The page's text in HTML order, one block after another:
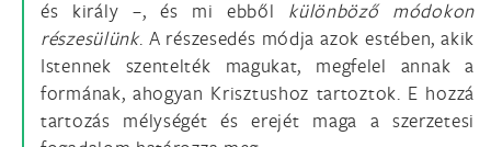
és király –, és mi ebből különböző módokon
részesülünk. A részesedés módja azok estében, akik
Istennek szentelték magukat, megfelel annak a
formának, ahogyan Krisztushoz tartoztok. E hozzá
tartozás mélységét és erejét maga a szerzetesi